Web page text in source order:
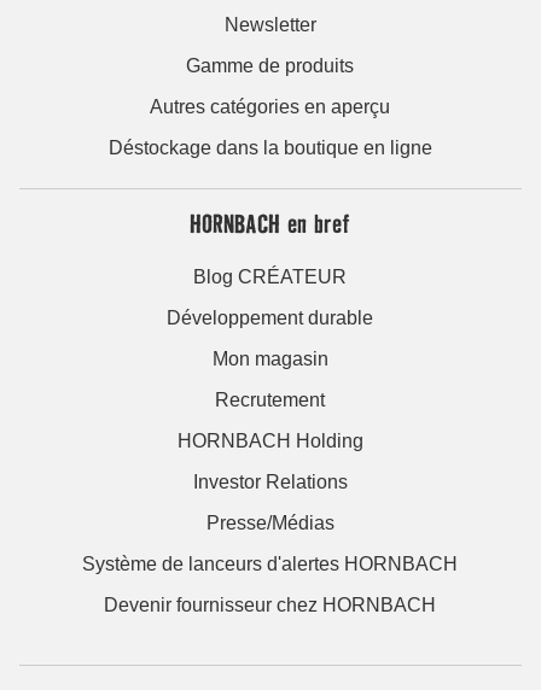
Newsletter
Gamme de produits
Autres catégories en aperçu
Déstockage dans la boutique en ligne
HORNBACH en bref
Blog CRÉATEUR
Développement durable
Mon magasin
Recrutement
HORNBACH Holding
Investor Relations
Presse/Médias
Système de lanceurs d'alertes HORNBACH
Devenir fournisseur chez HORNBACH